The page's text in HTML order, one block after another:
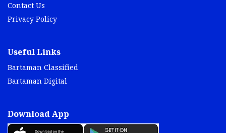
Contact Us
Privacy Policy
Useful Links
Bartaman Classified
Bartaman Digital
Download App